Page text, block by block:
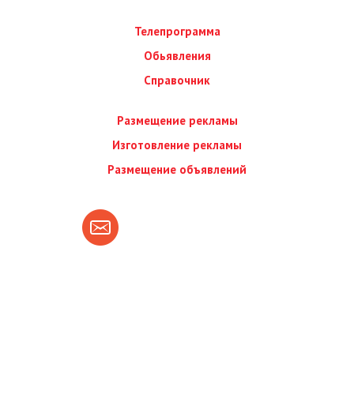
Телепрограмма
Обьявления
Справочник
Размещение рекламы
Изготовление рекламы
Размещение объявлений